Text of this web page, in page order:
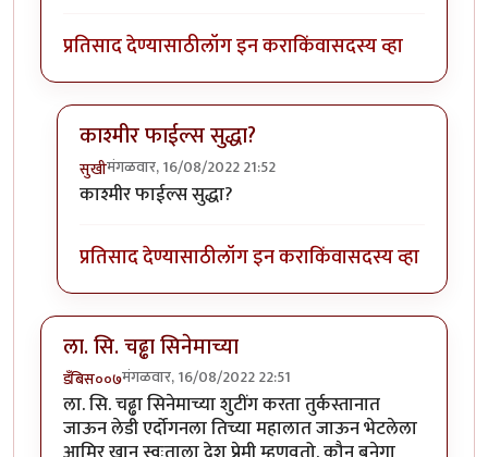
प्रतिसाद देण्यासाठीलॉग इन कराकिंवासदस्य व्हा
काश्मीर फाईल्स सुद्धा?
सुखीमंगळवार, 16/08/2022 21:52
In reply toबॉयकॉटby
काश्मीर फाईल्स सुद्धा?
प्रतिसाद देण्यासाठीलॉग इन कराकिंवासदस्य व्हा
ला. सि. चढ्ढा सिनेमाच्या
डँबिस००७मंगळवार, 16/08/2022 22:51
ला. सि. चढ्ढा सिनेमाच्या शुटींग करता तुर्कस्तानात
जाऊन लेडी एर्दोगनला तिच्या महालात जाऊन भेटलेला